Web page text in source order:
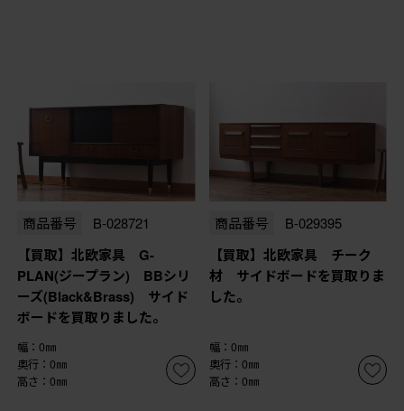
商品番号 B-028721
【買取】北欧家具 G-
PLAN(ジープラン) BBシリ
ーズ(Black&Brass) サイド
ボードを買取りました。
幅：0㎜
奥行：0㎜
高さ：0㎜
商品番号 B-029395
【買取】北欧家具 チーク
材 サイドボードを買取りま
した。
幅：0㎜
奥行：0㎜
高さ：0㎜